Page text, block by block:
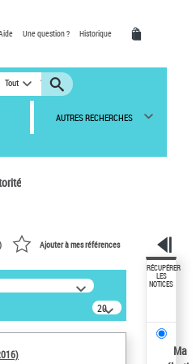
Une question ? Historique
Tout
AUTRES RECHERCHES
les
) Ajouter à mes références
20
résultats/page
RÉCUPÉRER
LES
NOTICES
Ma